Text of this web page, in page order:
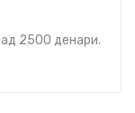
2500 денари.